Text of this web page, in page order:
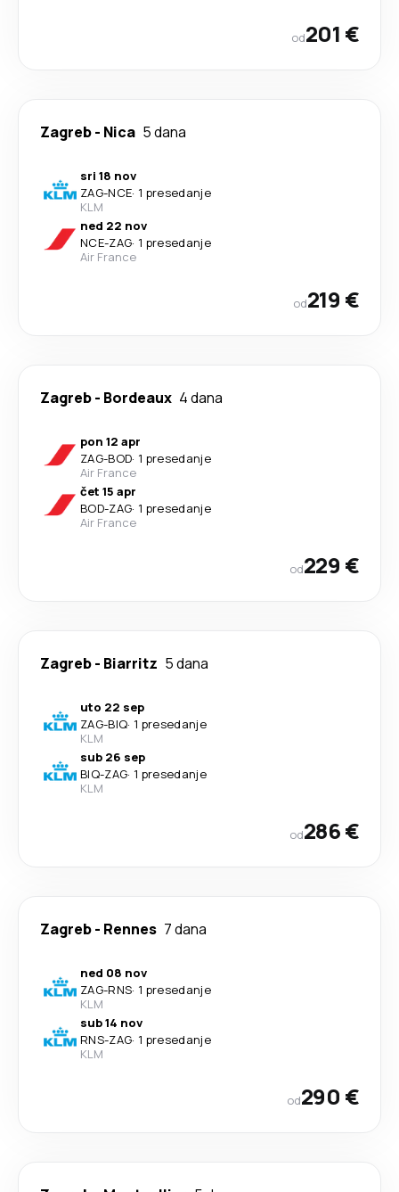
od201 €
Zagreb- Nica 5 dana
sri 18 nov
ZAG-NCE· 1 presedanje
KLM
ned 22 nov
NCE-ZAG· 1 presedanje
Air France
od219 €
Zagreb- Bordeaux 4 dana
pon 12 apr
ZAG-BOD· 1 presedanje
Air France
čet 15 apr
BOD-ZAG· 1 presedanje
Air France
od229 €
Zagreb- Biarritz 5 dana
uto 22 sep
ZAG-BIQ· 1 presedanje
KLM
sub 26 sep
BIQ-ZAG· 1 presedanje
KLM
od286 €
Zagreb- Rennes 7 dana
ned 08 nov
ZAG-RNS· 1 presedanje
KLM
sub 14 nov
RNS-ZAG· 1 presedanje
KLM
od290 €